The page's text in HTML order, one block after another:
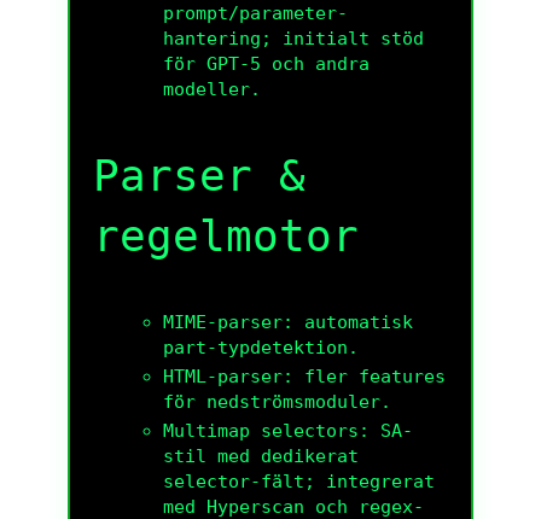
prompt/parameter-
hantering; initialt stöd
för GPT-5 och andra
modeller.
Parser &
regelmotor
MIME-parser: automatisk
part-typdetektion.
HTML-parser: fler features
för nedströmsmoduler.
Multimap selectors: SA-
stil med dedikerat
selector-fält; integrerat
med Hyperscan och regex-